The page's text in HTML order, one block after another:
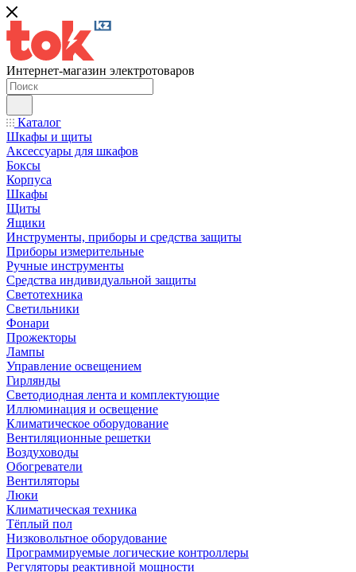
Интернет-магазин электротоваров
Каталог
Шкафы и щиты
Аксессуары для шкафов
Боксы
Корпуса
Шкафы
Щиты
Ящики
Инструменты, приборы и средства защиты
Приборы измерительные
Ручные инструменты
Средства индивидуальной защиты
Светотехника
Светильники
Фонари
Прожекторы
Лампы
Управление освещением
Гирлянды
Светодиодная лента и комплектующие
Иллюминация и освещение
Климатическое оборудование
Вентиляционные решетки
Воздуховоды
Обогреватели
Вентиляторы
Люки
Климатическая техника
Тёплый пол
Низковольтное оборудование
Программируемые логические контроллеры
Регуляторы реактивной мощности